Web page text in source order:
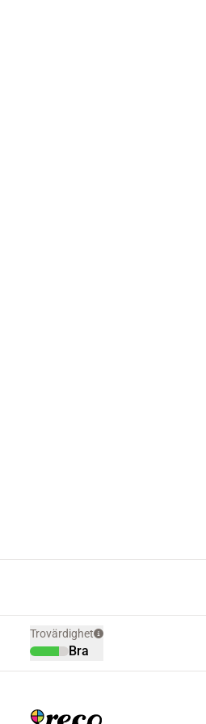
Trovärdighet
Bra